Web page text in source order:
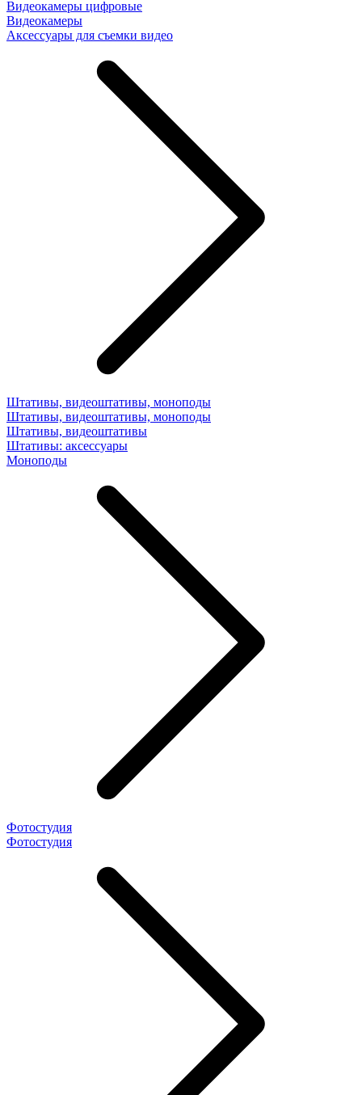
Видеокамеры цифровые
Видеокамеры
Аксессуары для съемки видео
Штативы, видеоштативы, моноподы
Штативы, видеоштативы, моноподы
Штативы, видеоштативы
Штативы: аксессуары
Моноподы
Фотостудия
Фотостудия